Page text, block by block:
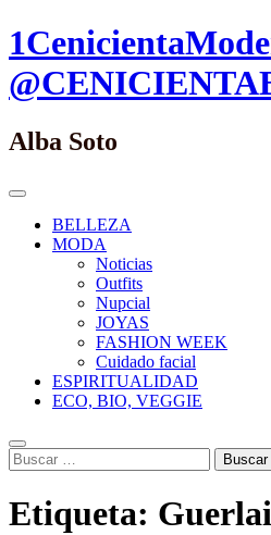
Saltar
al
contenido.
Alba Soto
Menú
PrincipalBELLEZA
MODA
Noticias
Outfits
Nupcial
JOYAS
FASHION WEEK
Cuidado facial
ESPIRITUALIDAD
ECO, BIO, VEGGIE
Buscar
Buscar:
Etiqueta: